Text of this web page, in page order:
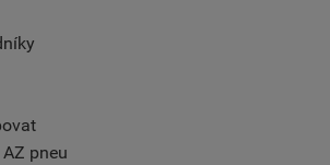
pneu